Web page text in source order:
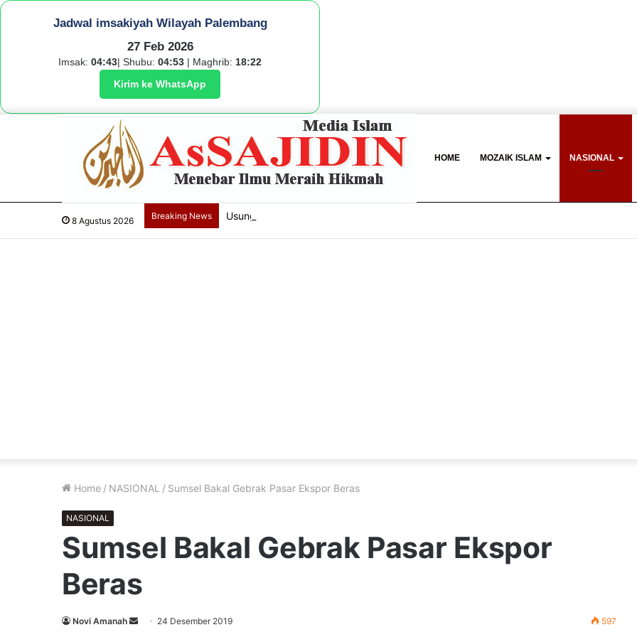
Jadwal imsakiyah Wilayah Palembang
27 Feb 2026
Imsak: 04:43| Shubu: 04:53 | Maghrib: 18:22
Kirim ke WhatsApp
HOME MOZAIK ISLAM NASIONAL
8 Agustus 2026 Breaking News Usung Filosofi Kapal Sriwijaya, Masjid Al Fathul Akbar Siap Tampil Lebih Ikonik
Home / NASIONAL / Sumsel Bakal Gebrak Pasar Ekspor Beras
NASIONAL
Sumsel Bakal Gebrak Pasar Ekspor
Beras
Novi Amanah
Send 24 Desember 2019 597